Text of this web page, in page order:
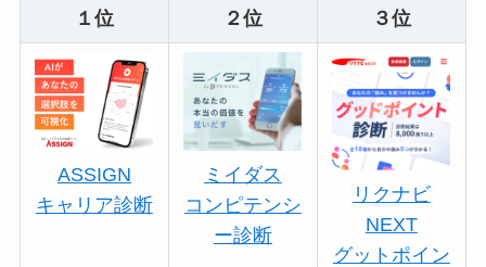
１位
２位 ３位
ASSIGN
キャリア診断
ミイダス
コンピテンシ
ー診断
リクナビ
NEXT
グットポイン